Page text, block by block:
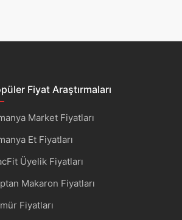
Fiyat Araştırmaları
Market Fiyatları
Et Fiyatları
Üyelik Fiyatları
Makaron Fiyatları
Fiyatları